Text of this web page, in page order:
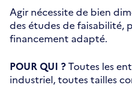
Agir nécessite de bien
des études de faisabilité,
financement adapté.
POUR QUI ?Toutes les
industriel, toutes tailles